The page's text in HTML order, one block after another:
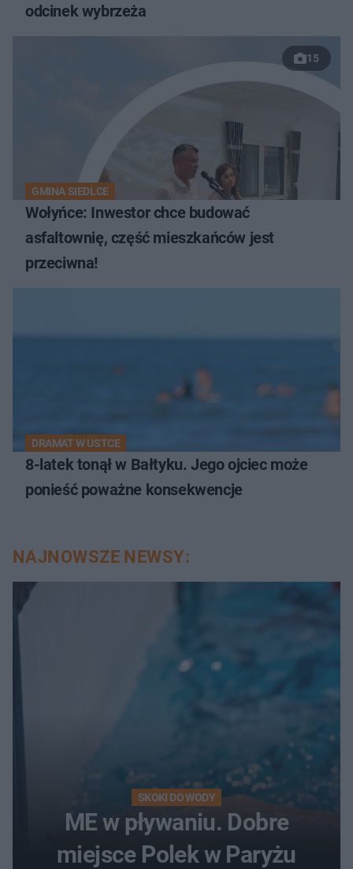
odcinek wybrzeża
15
GMINA SIEDLCE
Wołyńce: Inwestor chce budować
asfaltownię, część mieszkańców jest
przeciwna!
DRAMAT W USTCE
8-latek tonął w Bałtyku. Jego ojciec może
ponieść poważne konsekwencje
NAJNOWSZE NEWSY:
SKOKI DO WODY
ME w pływaniu. Dobre
miejsce Polek w Paryżu